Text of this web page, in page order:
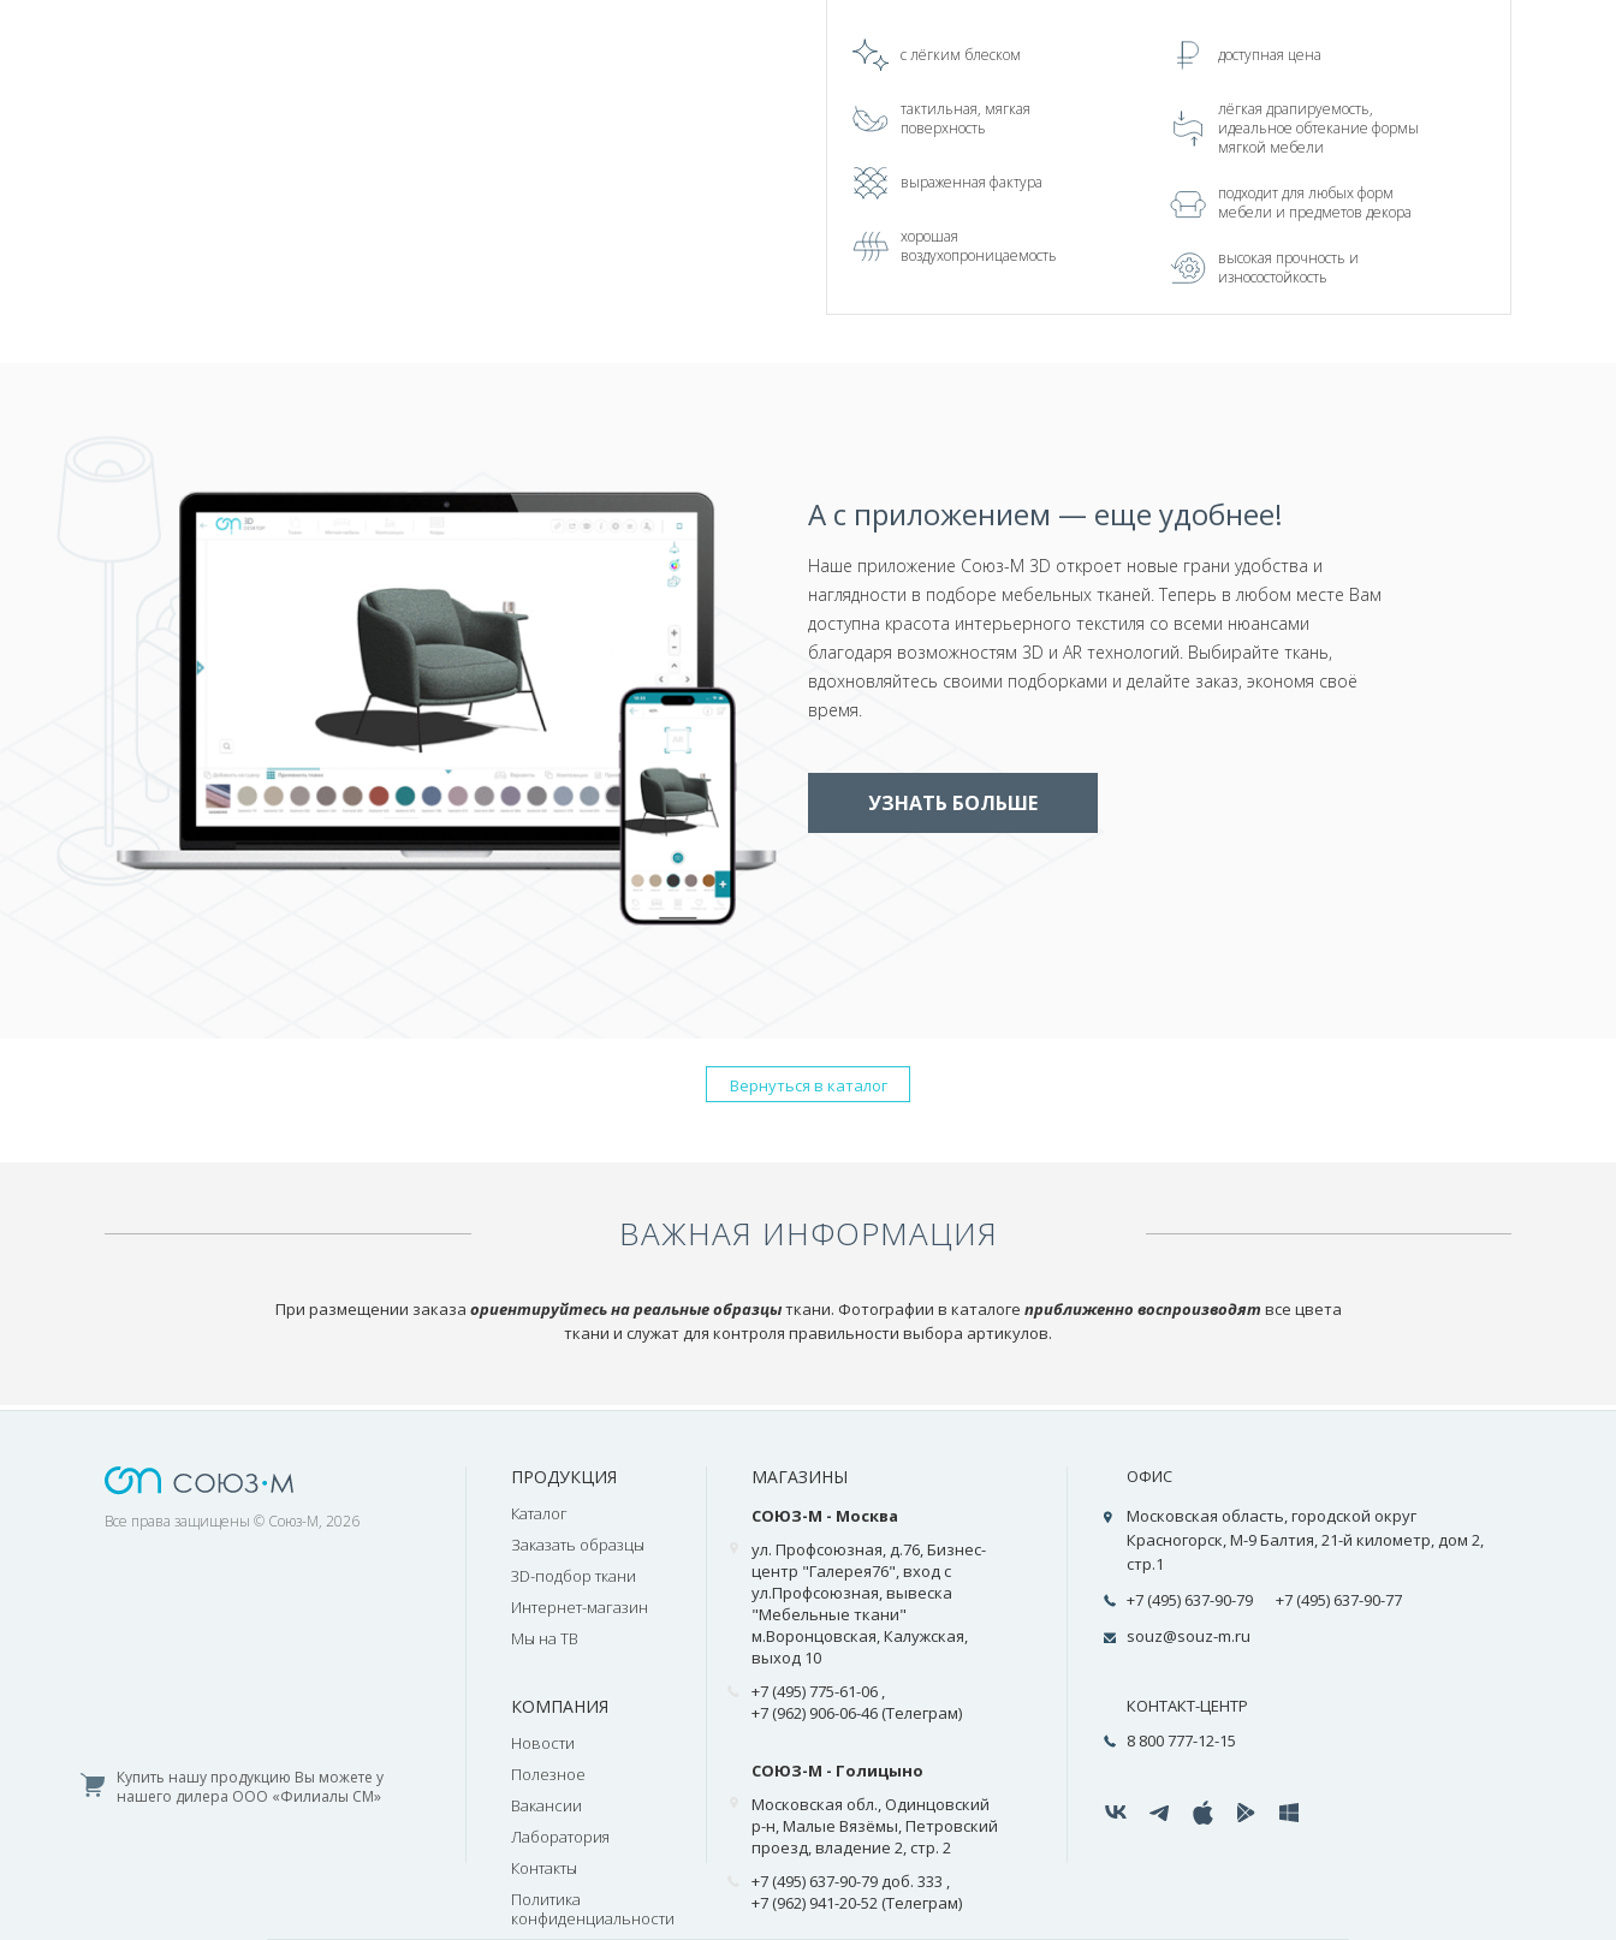
с лёгким блеском
тактильная, мягкая
поверхность
выраженная фактура
хорошая
воздухопроницаемость
доступная цена
лёгкая драпируемость,
идеальное обтекание формы
мягкой мебели
подходит для любых форм
мебели и предметов декора
высокая прочность и
износостойкость
А с приложением — еще удобнее!
Наше приложение Союз-М 3D откроет новые грани удобства и
наглядности в подборе мебельных тканей. Теперь в любом месте Вам
доступна красота интерьерного текстиля со всеми нюансами
благодаря возможностям 3D и AR технологий. Выбирайте ткань,
вдохновляйтесь своими подборками и делайте заказ, экономя своё
время.
УЗНАТЬ БОЛЬШЕ
Вернуться в каталог
ВАЖНАЯ ИНФОРМАЦИЯ
При размещении заказа ориентируйтесь на реальные образцыткани. Фотографии в каталоге приближенно воспроизводят все цвета
ткани и служат для контроля правильности выбора артикулов.
Все права защищены © Союз-М, 2026
Купить нашу продукцию Вы можете у
нашего дилера ООО «Филиалы СМ»
ПРОДУКЦИЯ
Каталог
Заказать образцы
3D-подбор ткани
Интернет-магазин
Мы на ТВ
КОМПАНИЯ
Новости
Полезное
Вакансии
Лаборатория
Контакты
Политика
конфиденциальности
МАГАЗИНЫ
СОЮЗ-М - Москва
ул. Профсоюзная, д.76, Бизнес-
центр "Галерея76", вход с
ул.Профсоюзная, вывеска
"Мебельные ткани"
м.Воронцовская, Калужская,
выход 10
+7 (495) 775-61-06 ,
+7 (962) 906-06-46 (Телеграм)
СОЮЗ-М - Голицыно
Московская обл., Одинцовский
р-н, Малые Вязёмы, Петровский
проезд, владение 2, стр. 2
+7 (495) 637-90-79 доб. 333 ,
+7 (962) 941-20-52 (Телеграм)
ОФИС
Московская область, городской округ
Красногорск, М-9 Балтия, 21-й километр, дом 2,
стр.1
+7 (495) 637-90-79
+7 (495) 637-90-77
souz@souz-m.ru
КОНТАКТ-ЦЕНТР
8 800 777-12-15